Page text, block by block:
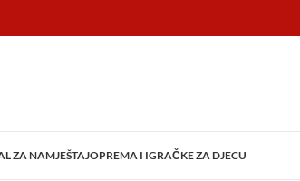
ZA NAMJEŠTAJOPREMA I IGRAČKE ZA DJECU